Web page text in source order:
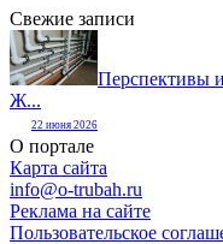
Свежие записи
Перспективы
Ж...
22 июня 2026
О портале
Карта сайта
info@o-trubah.ru
Реклама на сайте
Пользовательское